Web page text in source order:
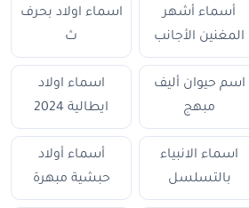
أسماء أشهر
المغنين الأجانب
اسماء اولاد بحرف
ث
اسم حيوان أليف
مبهج
اسماء اولاد
ايطالية 2024
اسماء الانبياء
بالتسلسل
أسماء أولاد
حبشية مبهرة